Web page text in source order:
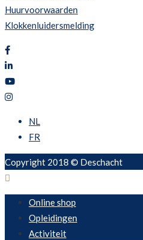
Huurvoorwaarden
Klokkenluidersmelding
NL
FR
Copyright 2018 © Deschacht
Online shop
Opleidingen
Activiteit